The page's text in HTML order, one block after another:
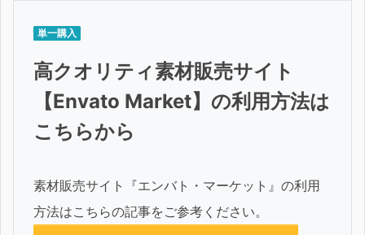
単一購入
高クオリティ素材販売サイト
【Envato Market】の利用方法は
こちらから
素材販売サイト『エンバト・マーケット』の利用
方法はこちらの記事をご参考ください。